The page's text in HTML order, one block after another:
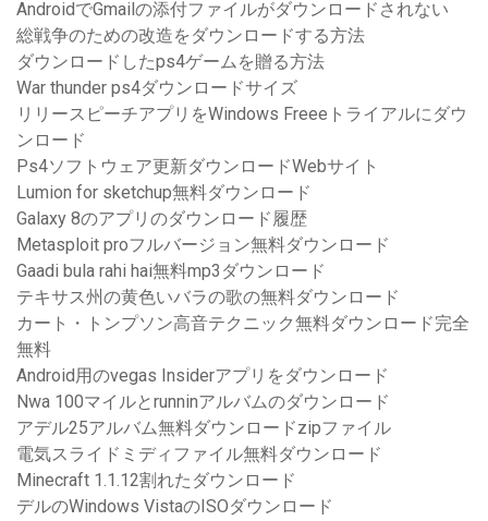
AndroidでGmailの添付ファイルがダウンロードされない
総戦争のための改造をダウンロードする方法
ダウンロードしたps4ゲームを贈る方法
War thunder ps4ダウンロードサイズ
リリースピーチアプリをWindows Freeeトライアルにダウ
ンロード
Ps4ソフトウェア更新ダウンロードWebサイト
Lumion for sketchup無料ダウンロード
Galaxy 8のアプリのダウンロード履歴
Metasploit proフルバージョン無料ダウンロード
Gaadi bula rahi hai無料mp3ダウンロード
テキサス州の黄色いバラの歌の無料ダウンロード
カート・トンプソン高音テクニック無料ダウンロード完全
無料
Android用のvegas Insiderアプリをダウンロード
Nwa 100マイルとrunninアルバムのダウンロード
アデル25アルバム無料ダウンロードzipファイル
電気スライドミディファイル無料ダウンロード
Minecraft 1.1.12割れたダウンロード
デルのWindows VistaのISOダウンロード